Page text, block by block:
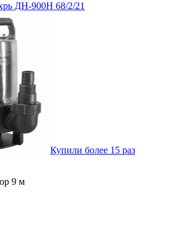
ДН-900H 68/2/21
Купили более 15 раз
9 м